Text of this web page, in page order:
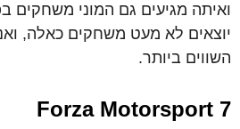
ואיתה מגיעים גם המוני משחקים
יוצאים לא מעט משחקים כאלה,
השווים ביותר.
Forza Motorsport 7